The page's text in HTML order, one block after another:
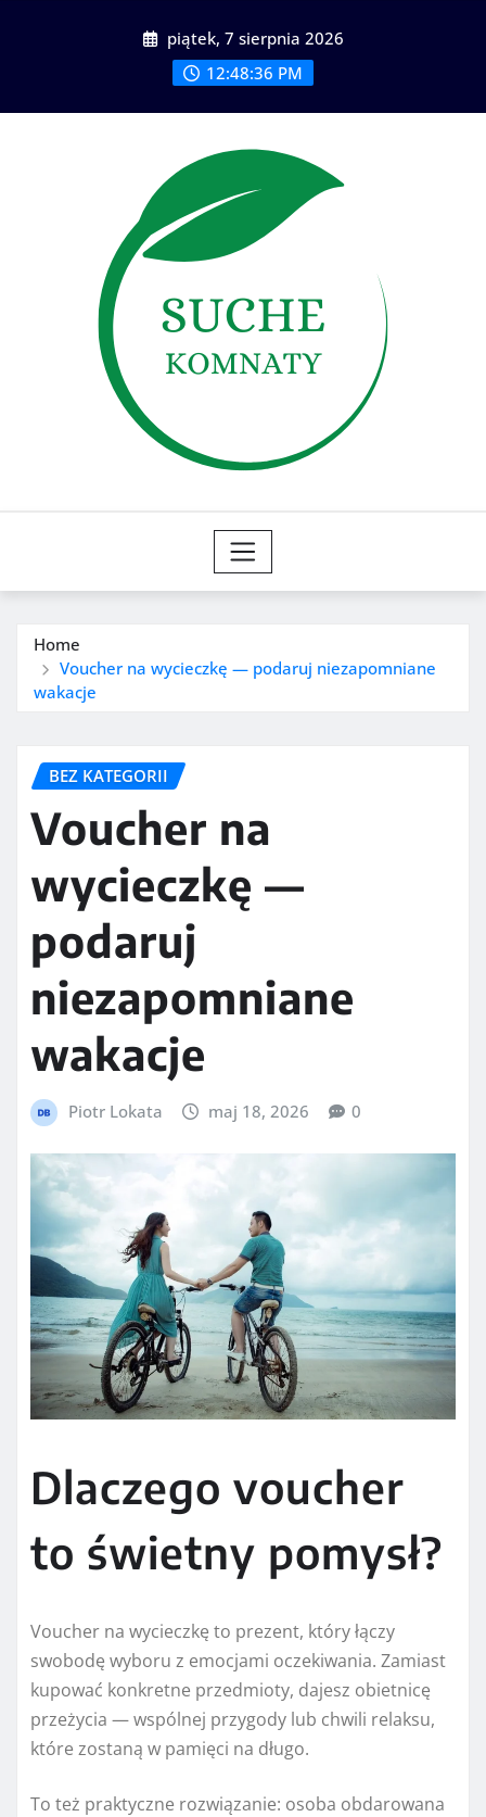
piątek, 7 sierpnia 2026
12:48:38 PM
Home
Voucher na wycieczkę — podaruj niezapomniane
wakacje
BEZ KATEGORII
Voucher na
wycieczkę —
podaruj
niezapomniane
wakacje
Piotr Lokata maj 18, 2026 0
Dlaczego voucher
to świetny pomysł?
Voucher na wycieczkę to prezent, który łączy
swobodę wyboru z emocjami oczekiwania. Zamiast
kupować konkretne przedmioty, dajesz obietnicę
przeżycia — wspólnej przygody lub chwili relaksu,
które zostaną w pamięci na długo.
To też praktyczne rozwiązanie: osoba obdarowana